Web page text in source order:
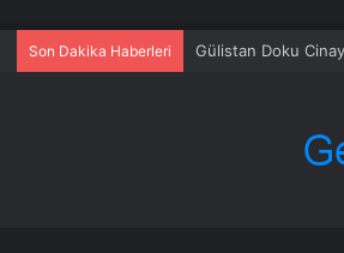
Son Dakika Haberleri Gülistan Doku